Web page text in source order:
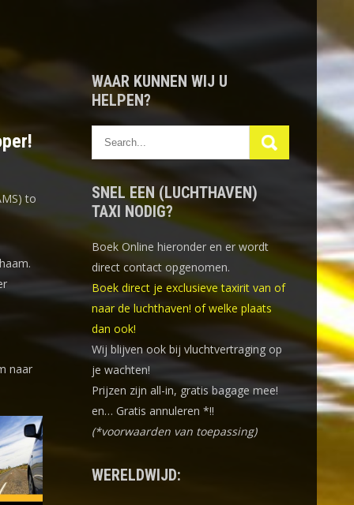
to
naar
WAAR KUNNEN WIJ U
HELPEN?
SNEL EEN (LUCHTHAVEN)
TAXI NODIG?
Boek Online hieronder en er wordt
direct contact opgenomen.
Boek direct je exclusieve taxirit van of
naar de luchthaven! of welke plaats
dan ook!
Wij blijven ook bij vluchtvertraging op
je wachten!
Prijzen zijn all-in, gratis bagage mee!
en… Gratis annuleren *!!
(*voorwaarden van toepassing)
WERELDWIJD: